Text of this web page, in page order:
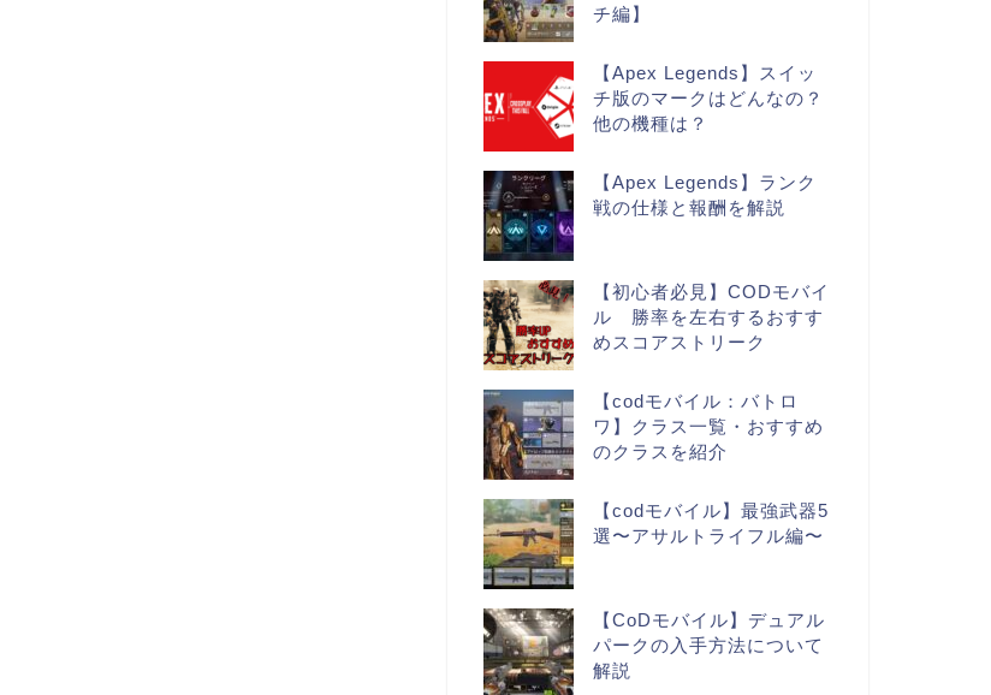
チ編】
【Apex Legends】スイッ
チ版のマークはどんなの？
他の機種は？
【Apex Legends】ランク
戦の仕様と報酬を解説
【初心者必見】CODモバイ
ル 勝率を左右するおすす
めスコアストリーク
【codモバイル：バトロ
ワ】クラス一覧・おすすめ
のクラスを紹介
【codモバイル】最強武器5
選〜アサルトライフル編〜
【CoDモバイル】デュアル
パークの入手方法について
解説